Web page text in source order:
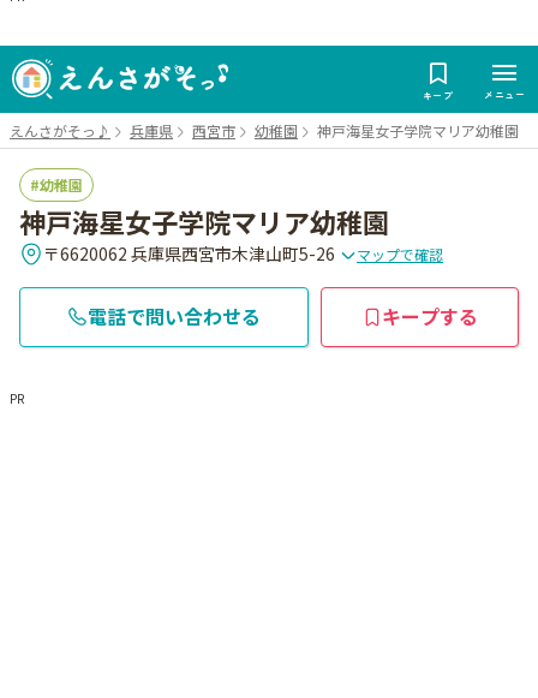
キープ メニュー
えんさがそっ♪ 兵庫県 西宮市 幼稚園 神戸海星女子学院マリア幼稚園
幼稚園
神戸海星女子学院マリア幼稚園
〒6620062 兵庫県西宮市木津山町5-26 マップで確認
電話で問い合わせる キープする
PR